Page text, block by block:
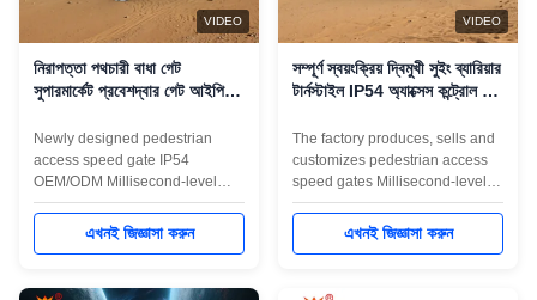
VIDEO
নিরাপত্তা পথচারী বাধা গেট
সুপারমার্কেট প্রবেশদ্বার গেট আইপি
Newly designed pedestrian
access speed gate IP54
OEM/ODM Millisecond-level
Response, Unimpeded
Passage High-speed Drive
Technology: Fast opening and
hourly passenger throughput of
এখনই জিজ্ঞাসা করুন
VIDEO
সম্পূর্ণ স্বয়ংক্রিয় দ্বিমুখী সুইং ব্যারিয়ার
টার্নস্টাইল IP54 অ্যাক্সেস কন্ট্রোল সুইং
The factory produces, sells and
customizes pedestrian access
speed gates Millisecond-level
Response, Unimpeded
Passage High-speed Drive
Technology: Fast opening and
hourly passenger throughput of
এখনই জিজ্ঞাসা করুন